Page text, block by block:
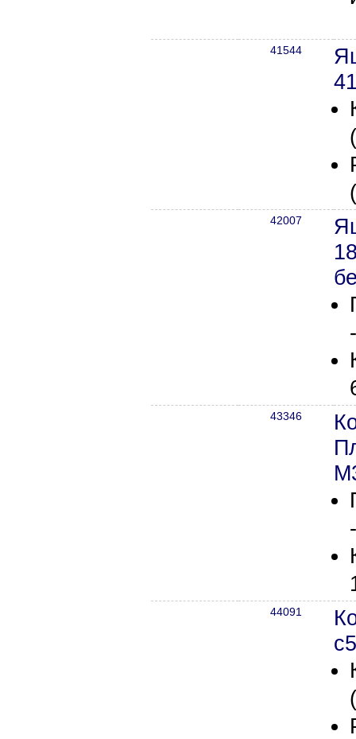
41544
42007
43346
44091